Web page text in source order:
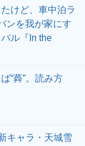
けど、車中泊ラ
ンを我が家にす
ル『In the
“蕣”。読み方
キャラ・天城雪